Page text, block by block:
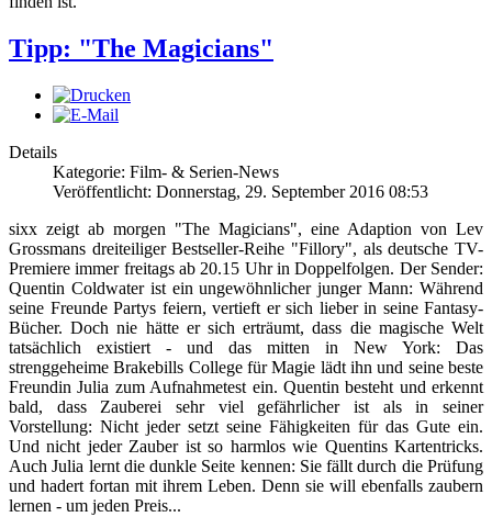
Tipp: "The Magicians"
Details
Kategorie: Film- & Serien-News
Veröffentlicht: Donnerstag, 29. September 2016 08:53
sixx zeigt ab morgen "The Magicians", eine Adaption von Lev
Grossmans dreiteiliger Bestseller-Reihe "Fillory", als deutsche TV-
Premiere immer freitags ab 20.15 Uhr in Doppelfolgen. Der Sender:
Quentin Coldwater ist ein ungewöhnlicher junger Mann: Während
seine Freunde Partys feiern, vertieft er sich lieber in seine Fantasy-
Bücher. Doch nie hätte er sich erträumt, dass die magische Welt
tatsächlich existiert - und das mitten in New York: Das
strenggeheime Brakebills College für Magie lädt ihn und seine beste
Freundin Julia zum Aufnahmetest ein. Quentin besteht und erkennt
bald, dass Zauberei sehr viel gefährlicher ist als in seiner
Vorstellung: Nicht jeder setzt seine Fähigkeiten für das Gute ein.
Und nicht jeder Zauber ist so harmlos wie Quentins Kartentricks.
Auch Julia lernt die dunkle Seite kennen: Sie fällt durch die Prüfung
und hadert fortan mit ihrem Leben. Denn sie will ebenfalls zaubern
lernen - um jeden Preis...